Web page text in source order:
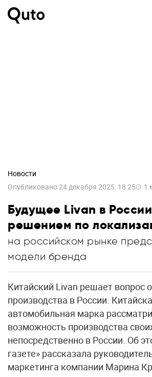
Новости
Опубликовано24 декабря 2025, 18:25 1
Будущее Livan в
решением по
на российском рынке
модели бренда
Китайский Livan решает вопрос
производства в России.
автомобильная марка
возможность производства
непосредственно в России. Об
газете» рассказала
маркетинга компании Марина